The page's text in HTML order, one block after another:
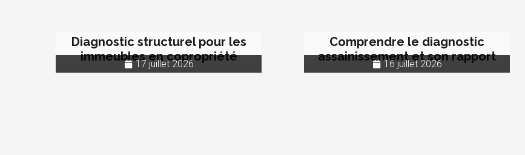
Diagnostic structurel pour les
immeubles en copropriété
17 juillet 2026
Comprendre le diagnostic
assainissement et son rapport
16 juillet 2026